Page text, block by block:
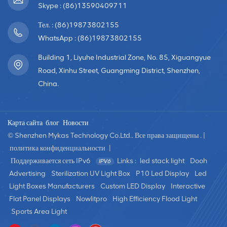
устойчивостью к атмосферным воздействиям и способны
дождь и воздействие солнца. 2. Принцип работы уличных
светодиодных экрановПринцип работы уличных
тысяч светодиодных источников света, расположенных в
виде матрицы. Когда электрический ток проходит через эти
светодиодные компоненты, они излучают свет. Цвета и
электрического тока. Обычно комбинация трех основных
цветов — RGB (красный, зеленый, синий) — позволяет
создать широкий спектр цветовых эффектов для
удовлетворения различных потребностей в рекламе и
отображении. Наружные светодиодные экраны обычно
оснащены рядом систем управления, которые позволяют
пользователям осуществлять дистанционное управление,
обновление контента и отображение в реальном времени.
Например, во время спортивных мероприятий на экране
Skype : (86)13590409711
Тел. : (86)19873802155
WhatsApp : (86)19873802155
Building 1, Liyuhe Industrial Zone, No. 85, Xiguangyue
Road, Xinhu Street, Guangming District, Shenzhen,
China.
Карта сайта блог Новости
© Shenzhen Mykas Technology Co.Ltd.. Все права защищены . |
политика конфиденциальности
Поддерживается сеть IPv6
Links : led stack light
Dooh
Advertising
Sterilization UV Light Box P10 Led Display
Led
Light Boxes Manufacturers
Custom LED Display
Interactive
Flat Panel Displays
Nowlitpro
High Efficiency Flood Light
Sports Area Light